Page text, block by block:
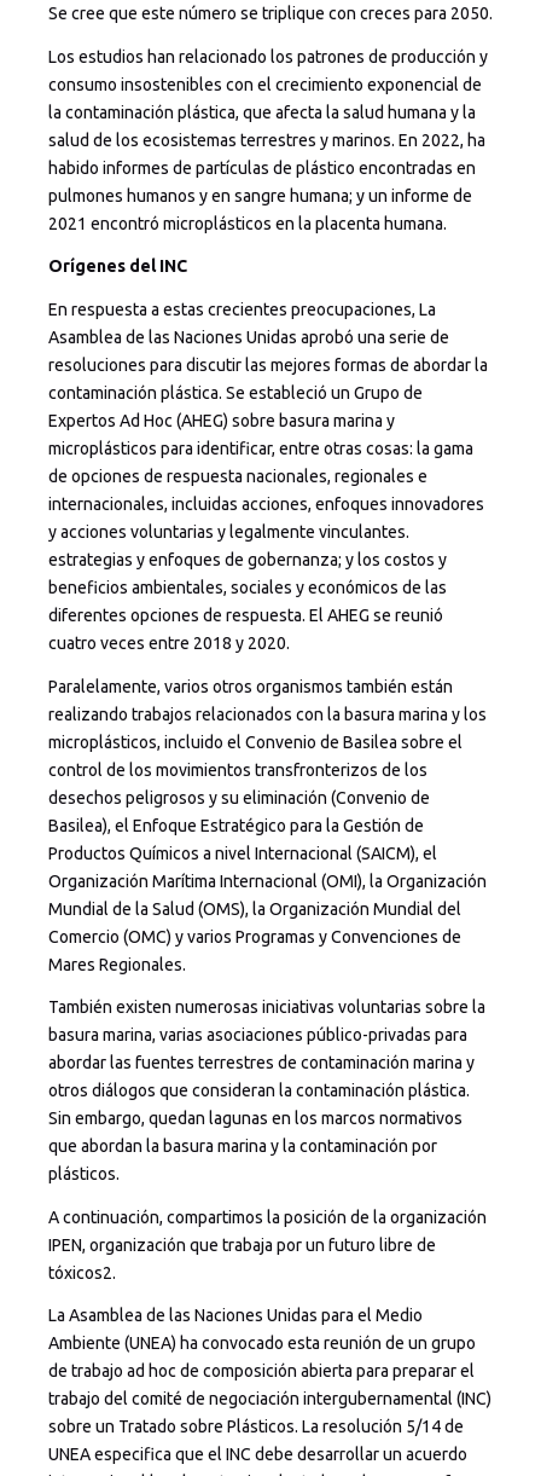
Se cree que este número se triplique con creces para 2050.
Los estudios han relacionado los patrones de producción y
consumo insostenibles con el crecimiento exponencial de
la contaminación plástica, que afecta la salud humana y la
salud de los ecosistemas terrestres y marinos. En 2022, ha
habido informes de partículas de plástico encontradas en
pulmones humanos y en sangre humana; y un informe de
2021 encontró microplásticos en la placenta humana.
Orígenes del INC
En respuesta a estas crecientes preocupaciones, La
Asamblea de las Naciones Unidas aprobó una serie de
resoluciones para discutir las mejores formas de abordar la
contaminación plástica. Se estableció un Grupo de
Expertos Ad Hoc (AHEG) sobre basura marina y
microplásticos para identificar, entre otras cosas: la gama
de opciones de respuesta nacionales, regionales e
internacionales, incluidas acciones, enfoques innovadores
y acciones voluntarias y legalmente vinculantes.
estrategias y enfoques de gobernanza; y los costos y
beneficios ambientales, sociales y económicos de las
diferentes opciones de respuesta. El AHEG se reunió
cuatro veces entre 2018 y 2020.
Paralelamente, varios otros organismos también están
realizando trabajos relacionados con la basura marina y los
microplásticos, incluido el Convenio de Basilea sobre el
control de los movimientos transfronterizos de los
desechos peligrosos y su eliminación (Convenio de
Basilea), el Enfoque Estratégico para la Gestión de
Productos Químicos a nivel Internacional (SAICM), el
Organización Marítima Internacional (OMI), la Organización
Mundial de la Salud (OMS), la Organización Mundial del
Comercio (OMC) y varios Programas y Convenciones de
Mares Regionales.
También existen numerosas iniciativas voluntarias sobre la
basura marina, varias asociaciones público-privadas para
abordar las fuentes terrestres de contaminación marina y
otros diálogos que consideran la contaminación plástica.
Sin embargo, quedan lagunas en los marcos normativos
que abordan la basura marina y la contaminación por
plásticos.
A continuación, compartimos la posición de la organización
IPEN, organización que trabaja por un futuro libre de
tóxicos2.
La Asamblea de las Naciones Unidas para el Medio
Ambiente (UNEA) ha convocado esta reunión de un grupo
de trabajo ad hoc de composición abierta para preparar el
trabajo del comité de negociación intergubernamental (INC)
sobre un Tratado sobre Plásticos. La resolución 5/14 de
UNEA especifica que el INC debe desarrollar un acuerdo